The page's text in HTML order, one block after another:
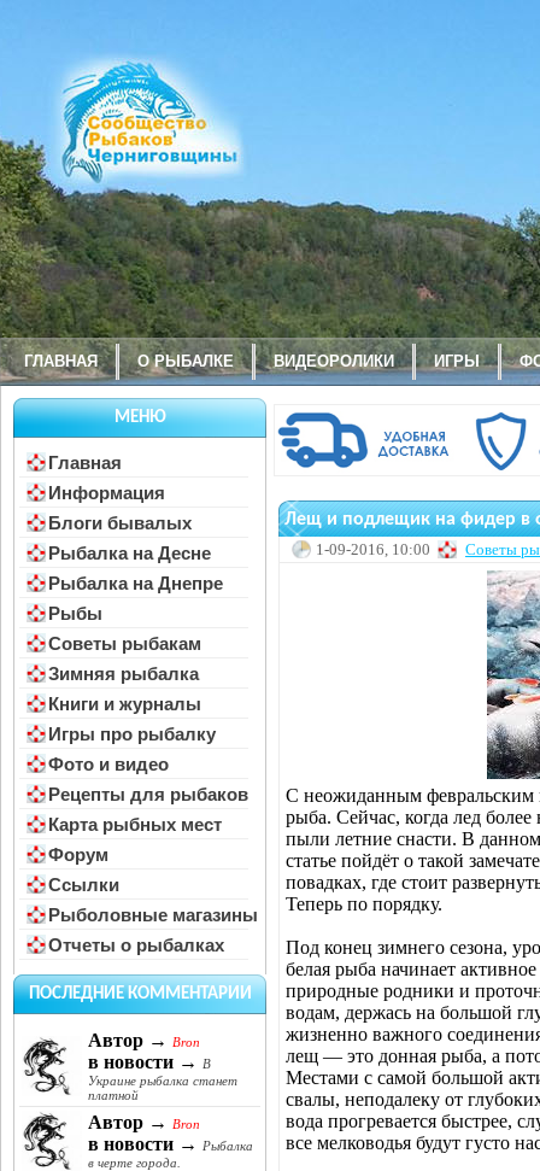
ГЛАВНАЯ О РЫБАЛКЕ ВИДЕОРОЛИКИ ИГРЫ
МЕНЮ
Главная
Информация
Блоги бывалых
Рыбалка на Десне
Рыбалка на Днепре
Рыбы
Советы рыбакам
Зимняя рыбалка
Книги и журналы
Игры про рыбалку
Фото и видео
Рецепты для рыбаков
Карта рыбных мест
Форум
Ссылки
Рыболовные магазины
Отчеты о рыбалках
ПОСЛЕДНИЕ КОММЕНТАРИИ
Автор → Bron
в новости →
В
Украине рыбалка станет
платной
Автор → Bron
в новости →
Рыбалка
в черте города.
Лещ и подлещик на фидер в
1-09-2016, 10:00 Советы
С неожиданным февральским
рыба. Сейчас, когда лед
пыли летние снасти. В данном
статье пойдёт о такой
повадках, где стоит
Теперь по порядку.
Под конец зимнего сезона,
белая рыба начинает
природные родники и
водам, держась на большой
жизненно важного
лещ — это донная рыба, а
Местами с самой большой
свалы, неподалеку от
вода прогревается быстрее,
все мелководья будут густо